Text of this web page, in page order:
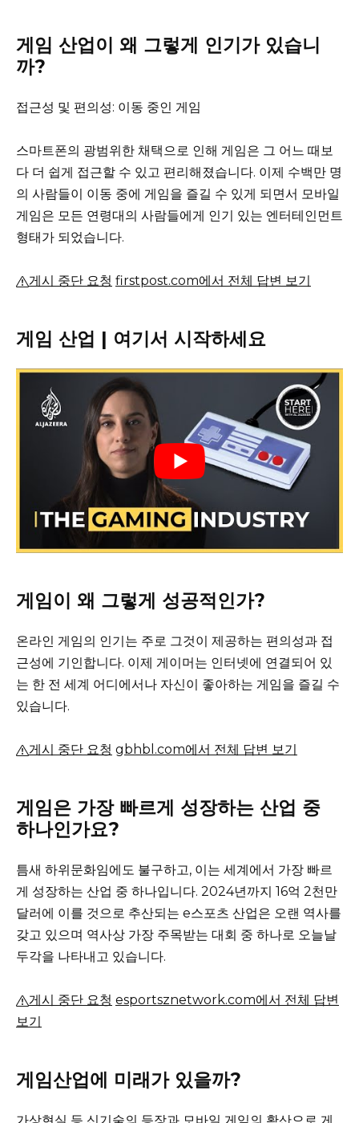
게임 산업이 왜 그렇게 인기가 있습니
까?
접근성 및 편의성: 이동 중인 게임
스마트폰의 광범위한 채택으로 인해 게임은 그 어느 때보
다 더 쉽게 접근할 수 있고 편리해졌습니다. 이제 수백만 명
의 사람들이 이동 중에 게임을 즐길 수 있게 되면서 모바일
게임은 모든 연령대의 사람들에게 인기 있는 엔터테인먼트
형태가 되었습니다.
게시 중단 요청 firstpost.com에서 전체 답변 보기
게임 산업 | 여기서 시작하세요
게임이 왜 그렇게 성공적인가?
온라인 게임의 인기는 주로 그것이 제공하는 편의성과 접
근성에 기인합니다. 이제 게이머는 인터넷에 연결되어 있
는 한 전 세계 어디에서나 자신이 좋아하는 게임을 즐길 수
있습니다.
게시 중단 요청 gbhbl.com에서 전체 답변 보기
게임은 가장 빠르게 성장하는 산업 중
하나인가요?
틈새 하위문화임에도 불구하고, 이는 세계에서 가장 빠르
게 성장하는 산업 중 하나입니다. 2024년까지 16억 2천만
달러에 이를 것으로 추산되는 e스포츠 산업은 오랜 역사를
갖고 있으며 역사상 가장 주목받는 대회 중 하나로 오늘날
두각을 나타내고 있습니다.
게시 중단 요청 esportsznetwork.com에서 전체 답변
보기
게임산업에 미래가 있을까?